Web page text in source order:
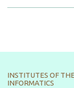
INSTITUTES OF
INFORMATICS